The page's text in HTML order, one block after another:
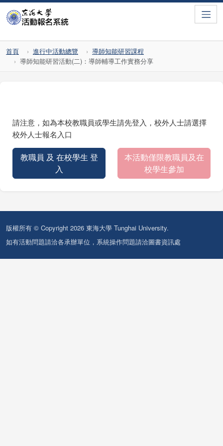
首頁 進行中活動總覽
導師知能研習課程
導師知能研習活動(二)：導師輔導工作實務分享
請注意，如為本校教職員或學生請先登入，校外人士請選擇
校外人士報名入口
教職員 及 在校學生 登
入
本活動僅限教職員及在
校學生參加
版權所有 © Copyright 2026 東海大學 Tunghai University.
如有活動問題請洽各承辦單位，系統操作問題請洽圖書資訊處